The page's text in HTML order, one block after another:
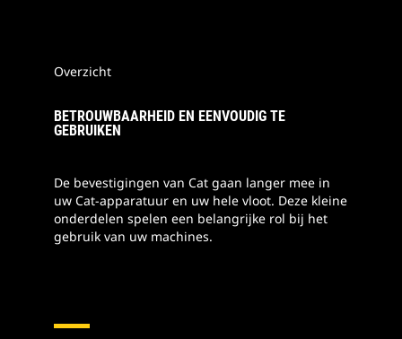
Overzicht
BETROUWBAARHEID EN EENVOUDIG TE
GEBRUIKEN
De bevestigingen van Cat gaan langer mee in
uw Cat-apparatuur en uw hele vloot. Deze kleine
onderdelen spelen een belangrijke rol bij het
gebruik van uw machines.